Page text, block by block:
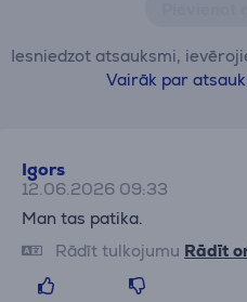
Iesniedzot atsauksmi,
Vairāk par
Igors
12.06.2026 09:33
Man tas patika.
Rādīt tulkojumu Rādīt